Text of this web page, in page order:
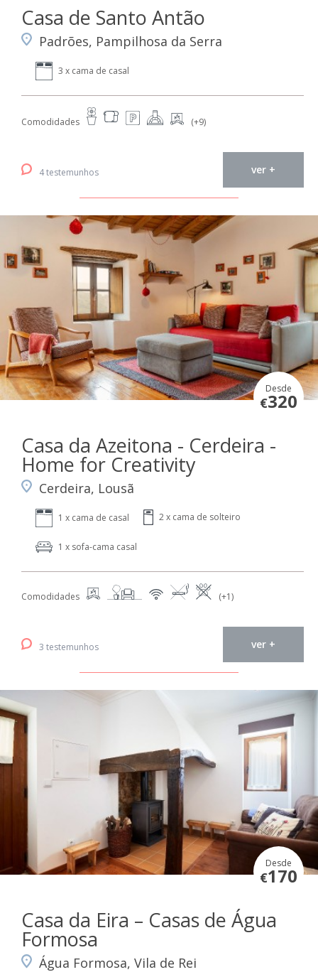
Casa de Santo Antão
Padrões, Pampilhosa da Serra
3 x cama de casal
Comodidades (+9)
4 testemunhos ver +
Desde
€320
Casa da Azeitona - Cerdeira -
Home for Creativity
Cerdeira, Lousã
1 x cama de casal 2 x cama de solteiro
1 x sofa-cama casal
Comodidades (+1)
3 testemunhos ver +
Desde
€170
Casa da Eira – Casas de Água
Formosa
Água Formosa, Vila de Rei